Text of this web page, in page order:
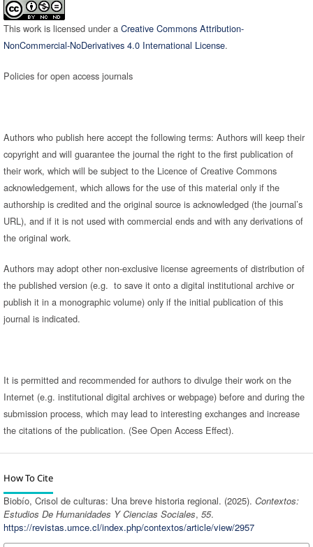
This work is licensed under a Creative Commons Attribution-
NonCommercial-NoDerivatives 4.0 International License.
Policies for open access journals
Authors who publish here accept the following terms: Authors will keep their
copyright and will guarantee the journal the right to the first publication of
their work, which will be subject to the Licence of Creative Commons
acknowledgement, which allows for the use of this material only if the
authorship is credited and the original source is acknowledged (the journal’s
URL), and if it is not used with commercial ends and with any derivations of
the original work.
Authors may adopt other non-exclusive license agreements of distribution of
the published version (e.g. to save it onto a digital institutional archive or
publish it in a monographic volume) only if the initial publication of this
journal is indicated.
It is permitted and recommended for authors to divulge their work on the
Internet (e.g. institutional digital archives or webpage) before and during the
submission process, which may lead to interesting exchanges and increase
the citations of the publication. (See Open Access Effect).
How To Cite
Biobío, Crisol de culturas: Una breve historia regional. (2025). Contextos:
Estudios De Humanidades Y Ciencias Sociales, 55.
https://revistas.umce.cl/index.php/contextos/article/view/2957